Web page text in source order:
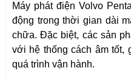
Máy phát điện Volvo
động trong thời gian dài
chữa. Đặc biệt, các sản
với hệ thống cách âm tốt,
quá trình vận hành.